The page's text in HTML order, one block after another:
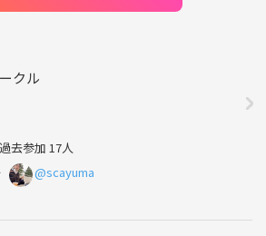
クル
去参加 17人
@scayuma